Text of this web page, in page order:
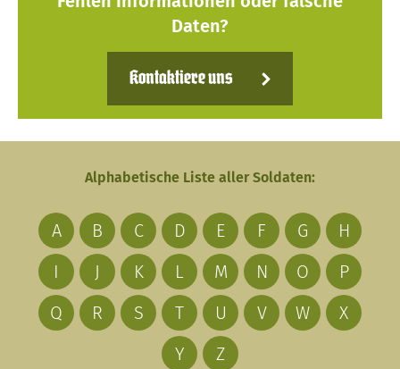
Daten?
Kontaktiere uns
Alphabetische Liste aller Soldaten:
A B C D E F G
H
I
J K L M N O
P
Q
R S T U V W
X
Y
Z